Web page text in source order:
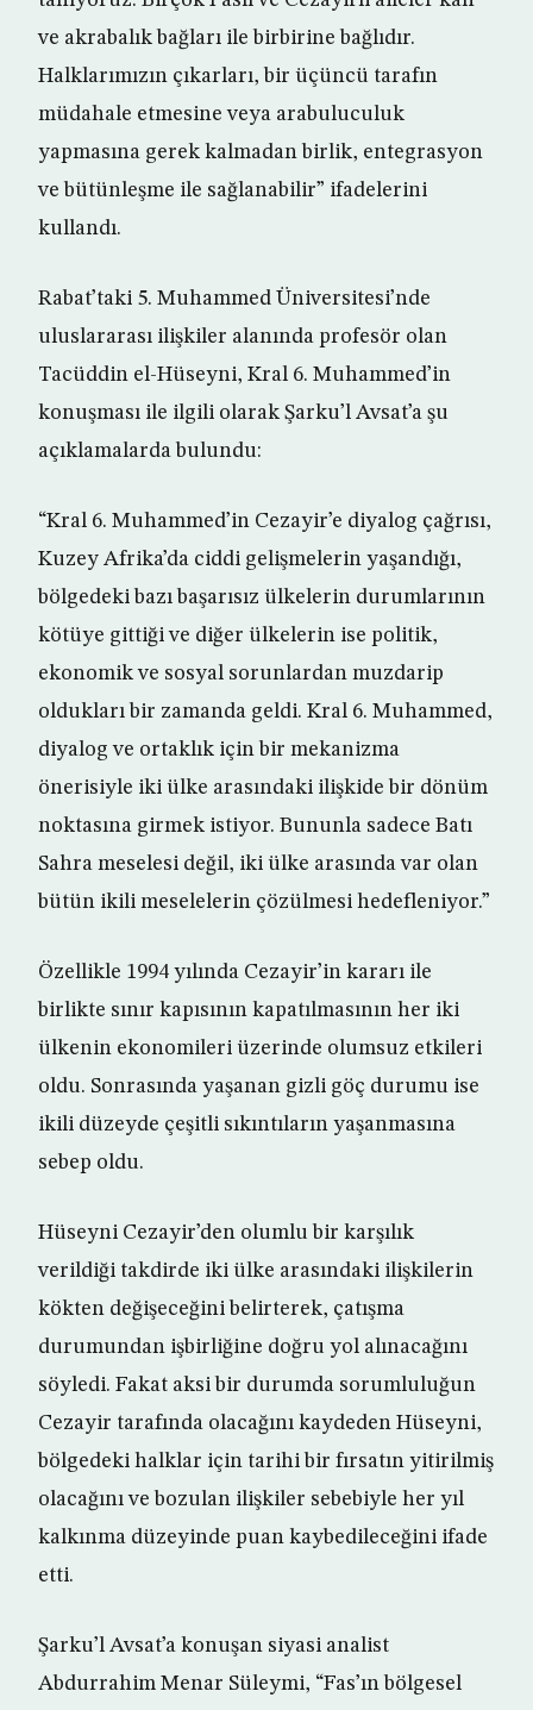
ve akrabalık bağları ile birbirine bağlıdır.
Halklarımızın çıkarları, bir üçüncü tarafın
müdahale etmesine veya arabuluculuk
yapmasına gerek kalmadan birlik, entegrasyon
ve bütünleşme ile sağlanabilir” ifadelerini
kullandı.
Rabat’taki 5. Muhammed Üniversitesi’nde
uluslararası ilişkiler alanında profesör olan
Tacüddin el-Hüseyni, Kral 6. Muhammed’in
konuşması ile ilgili olarak Şarku’l Avsat’a şu
açıklamalarda bulundu:
“Kral 6. Muhammed’in Cezayir’e diyalog çağrısı,
Kuzey Afrika’da ciddi gelişmelerin yaşandığı,
bölgedeki bazı başarısız ülkelerin durumlarının
kötüye gittiği ve diğer ülkelerin ise politik,
ekonomik ve sosyal sorunlardan muzdarip
oldukları bir zamanda geldi. Kral 6. Muhammed,
diyalog ve ortaklık için bir mekanizma
önerisiyle iki ülke arasındaki ilişkide bir dönüm
noktasına girmek istiyor. Bununla sadece Batı
Sahra meselesi değil, iki ülke arasında var olan
bütün ikili meselelerin çözülmesi hedefleniyor.”
Özellikle 1994 yılında Cezayir’in kararı ile
birlikte sınır kapısının kapatılmasının her iki
ülkenin ekonomileri üzerinde olumsuz etkileri
oldu. Sonrasında yaşanan gizli göç durumu ise
ikili düzeyde çeşitli sıkıntıların yaşanmasına
sebep oldu.
Hüseyni Cezayir’den olumlu bir karşılık
verildiği takdirde iki ülke arasındaki ilişkilerin
kökten değişeceğini belirterek, çatışma
durumundan işbirliğine doğru yol alınacağını
söyledi. Fakat aksi bir durumda sorumluluğun
Cezayir tarafında olacağını kaydeden Hüseyni,
bölgedeki halklar için tarihi bir fırsatın yitirilmiş
olacağını ve bozulan ilişkiler sebebiyle her yıl
kalkınma düzeyinde puan kaybedileceğini ifade
etti.
Şarku’l Avsat’a konuşan siyasi analist
Abdurrahim Menar Süleymi, “Fas’ın bölgesel